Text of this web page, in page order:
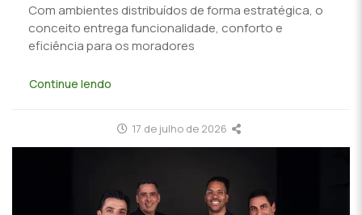
Com ambientes distribuídos de forma estratégica, o
conceito entrega funcionalidade, conforto e
eficiência para os moradores
Continue lendo
17 de julho de 2026